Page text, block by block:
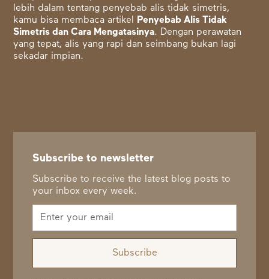
lebih dalam tentang penyebab alis tidak simetris,
kamu bisa membaca artikel
Penyebab Alis Tidak
Simetris dan Cara Mengatasinya. Dengan perawatan
yang tepat, alis yang rapi dan seimbang bukan lagi
sekadar impian.
Subscribe to newsletter
Subscribe to receive the latest blog posts to
your inbox every week.